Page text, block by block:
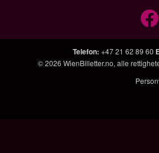
Telefon: +47 21 62 89 60
© 2026 WienBilletter.no, alle